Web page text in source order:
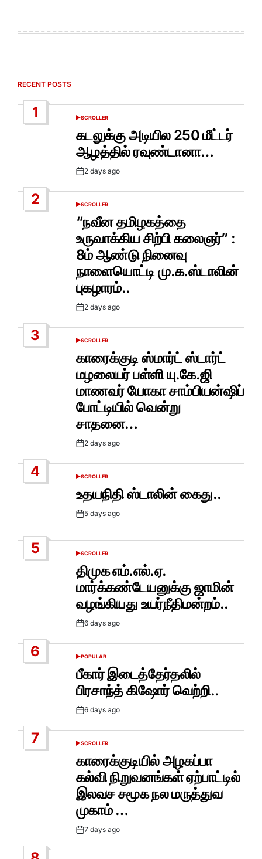
RECENT POSTS
1
POSTED
SCROLLER
கடலுக்கு அடியில 250 மீட்டர்
ஆழத்தில் ரவுண்டானா…
Post2 days ago
2
POSTED
IN
SCROLLER
“நவீன தமிழகத்தை
உருவாக்கிய சிற்பி கலைஞர்” :
8ம் ஆண்டு நினைவு
நாளையொட்டி மு.க.ஸ்டாலின்
புகழாரம்..
Post2 days ago
3
POSTED
SCROLLER
காரைக்குடி ஸ்மார்ட் ஸ்டார்ட்
மழலையர் பள்ளி யு.கே.ஜி
மாணவர் யோகா சாம்பியன்ஷிப்
போட்டியில் வென்று
சாதனை…
Post2 days ago
4
POSTED
SCROLLER
உதயநிதி ஸ்டாலின் கைது..
Post5 days ago
5
POSTED
SCROLLER
திமுக எம்.எல்.ஏ.
மார்க்கண்டேயனுக்கு ஜாமின்
வழங்கியது உயர்நீதிமன்றம்..
Post6 days ago
6
POSTED
IN
POPULAR
பீகார் இடைத்தேர்தலில்
பிரசாந்த் கிஷோர் வெற்றி..
Post6 days ago
7
POSTED
SCROLLER
காரைக்குடியில் அழகப்பா
கல்வி நிறுவனங்கள் ஏற்பாட்டில்
இலவச சமூக நல மருத்துவ
முகாம் …
Post7 days ago